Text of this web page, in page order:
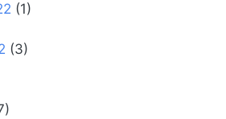
(1)
(3)